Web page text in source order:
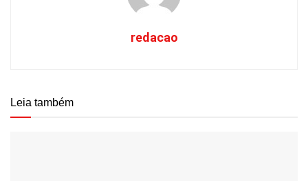
redacao
Leia também